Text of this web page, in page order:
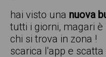
hai visto una nuova
tutti i giorni, magari
chi si trova in zona !
scarica l'app e